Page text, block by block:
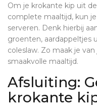
Om je krokante kip uit
complete maaltijd, kun
serveren. Denk hierbij
groenten, aardappeltjes
coleslaw. Zo maak je
smaakvolle maaltijd.
Afsluiting:
krokante